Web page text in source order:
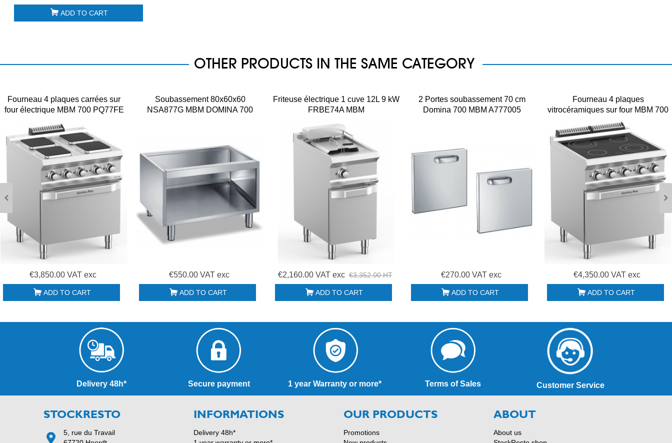
ADD TO CART
OTHER PRODUCTS IN THE SAME CATEGORY
Fourneau 4 plaques carrées sur
four électrique MBM 700 PQ77FE
€3,850.00 VAT exc
ADD TO CART
Soubassement 80x60x60
NSA877G MBM DOMINA 700
€550.00 VAT exc
ADD TO CART
Friteuse électrique 1 cuve 12L 9 kW
FRBE74A MBM
€2,160.00 VAT exc €3,352.00 HT
ADD TO CART
2 Portes soubassement 70 cm
Domina 700 MBM A777005
€270.00 VAT exc
ADD TO CART
Fourneau 4 plaques
vitrocéramiques sur four MBM 700
VC77FE
€4,350.00 VAT exc
ADD TO CART
Delivery 48h* Secure payment 1 year Warranty or more* Terms of Sales Customer Service
STOCKRESTO
5, rue du Travail
INFORMATIONS
Delivery 48h*
OUR PRODUCTS
Promotions
ABOUT
About us